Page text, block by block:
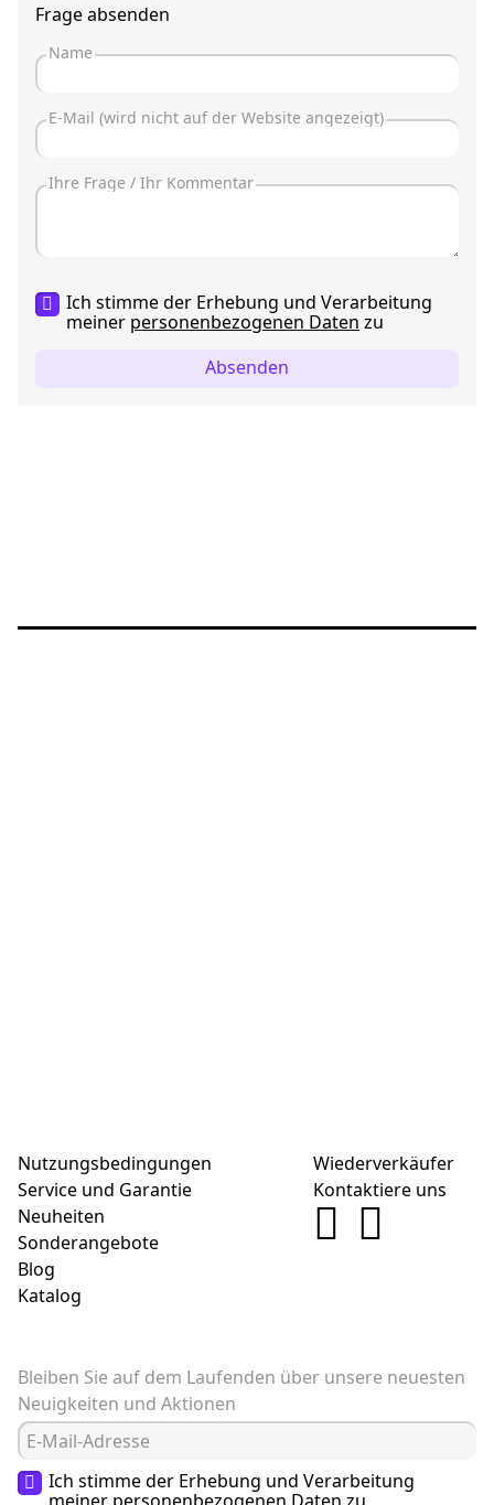
Frage absenden
Ich stimme der Erhebung und Verarbeitung
meiner personenbezogenen Daten zu
Absenden
Nutzungsbedingungen
Service und Garantie
Neuheiten
Sonderangebote
Blog
Katalog
Wiederverkäufer
Kontaktiere uns
Bleiben Sie auf dem Laufenden über unsere neuesten
Neuigkeiten und Aktionen
Ich stimme der Erhebung und Verarbeitung